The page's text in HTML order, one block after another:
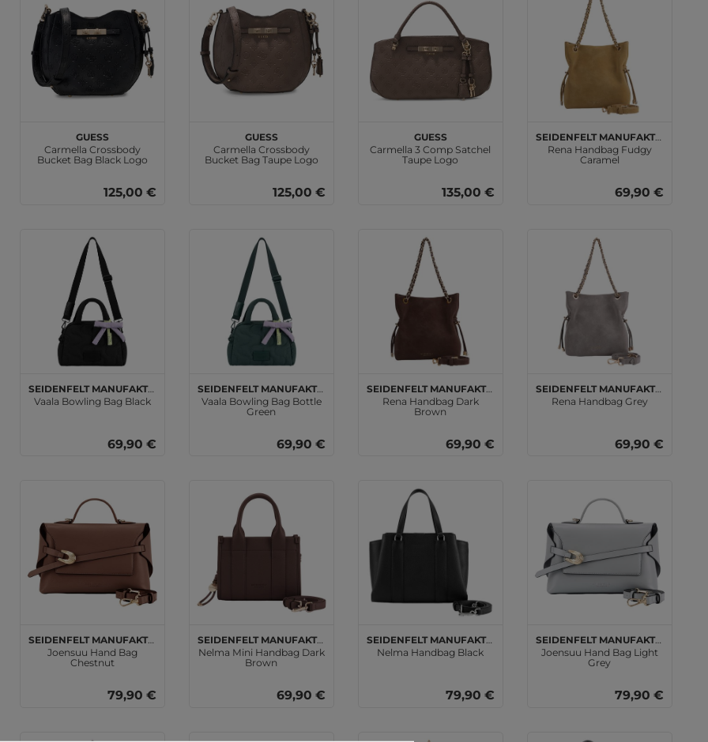
GUESS
Carmella Crossbody
Bucket Bag Black Logo
125,00 €
GUESS
Carmella Crossbody
Bucket Bag Taupe Logo
125,00 €
GUESS
Carmella 3 Comp Satchel
Taupe Logo
135,00 €
SEIDENFELT MANUFAKTUR
Rena Handbag Fudgy
Caramel
69,90 €
SEIDENFELT MANUFAKTUR
Vaala Bowling Bag Black
69,90 €
SEIDENFELT MANUFAKTUR
Vaala Bowling Bag Bottle
Green
69,90 €
SEIDENFELT MANUFAKTUR
Rena Handbag Dark
Brown
69,90 €
SEIDENFELT MANUFAKTUR
Rena Handbag Grey
69,90 €
SEIDENFELT MANUFAKTUR
Joensuu Hand Bag
Chestnut
79,90 €
SEIDENFELT MANUFAKTUR
Nelma Mini Handbag Dark
Brown
69,90 €
SEIDENFELT MANUFAKTUR
Nelma Handbag Black
79,90 €
SEIDENFELT MANUFAKTUR
Joensuu Hand Bag Light
Grey
79,90 €